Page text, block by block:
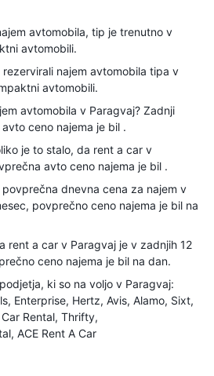
avtomobila, tip je trenutno v
avtomobili.
najem avtomobila tipa v
avtomobili.
avtomobila v Paragvaj? Zadnji
ceno najema je bil .
je to stalo, da rent a car v
avto ceno najema je bil .
dnevna cena za najem v
povprečno ceno najema je bil na
rent a car v Paragvaj je v zadnjih 12
ceno najema je bil na dan.
ki so na voljo v Paragvaj:
Enterprise Hertz Avis Alamo Sixt
Rental Thrifty
ACE Rent A Car